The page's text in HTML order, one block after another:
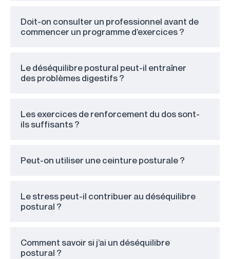
Doit-on consulter un professionnel avant de
commencer un programme d’exercices ?
Le déséquilibre postural peut-il entraîner
des problèmes digestifs ?
Les exercices de renforcement du dos sont-
ils suffisants ?
Peut-on utiliser une ceinture posturale ?
Le stress peut-il contribuer au déséquilibre
postural ?
Comment savoir si j’ai un déséquilibre
postural ?